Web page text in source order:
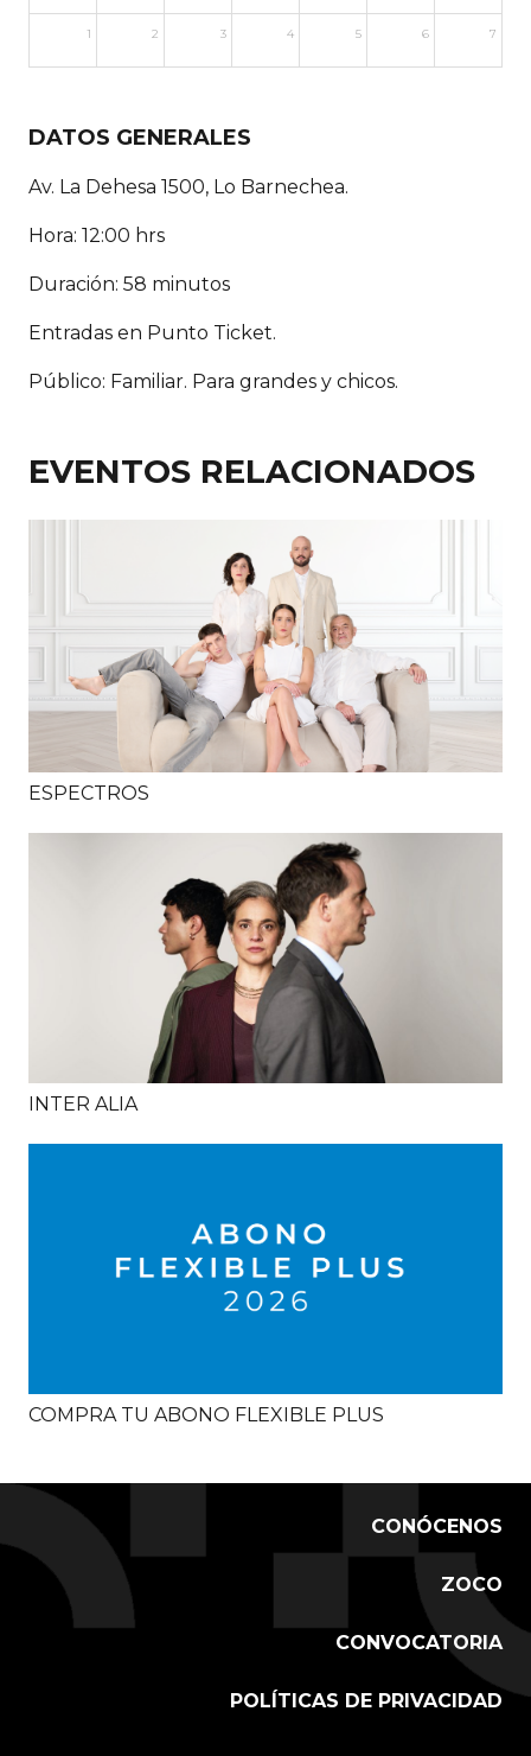
1 2 3 4 5 6 7
DATOS GENERALES
Av. La Dehesa 1500, Lo Barnechea.
Hora: 12:00 hrs
Duración: 58 minutos
Entradas en Punto Ticket.
Público: Familiar. Para grandes y chicos.
EVENTOS RELACIONADOS
ESPECTROS
INTER ALIA
COMPRA TU ABONO FLEXIBLE PLUS
CONÓCENOS
ZOCO
CONVOCATORIA
POLÍTICAS DE PRIVACIDAD